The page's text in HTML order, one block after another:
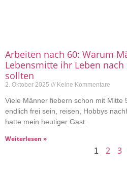
Arbeiten nach 60: Warum
Lebensmitte ihr Leben
sollten
2. Oktober 2025 Keine Kommentare
Viele Männer fiebern schon mit Mitte
endlich frei sein, reisen, Hobbys
hatte mein heutiger Gast:
Weiterlesen »
1
2 3